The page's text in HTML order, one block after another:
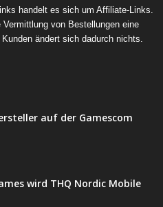
handelt es sich um Affiliate-Links.
von Bestellungen eine
ändert sich dadurch nichts.
auf der Gamescom
wird THQ Nordic Mobile